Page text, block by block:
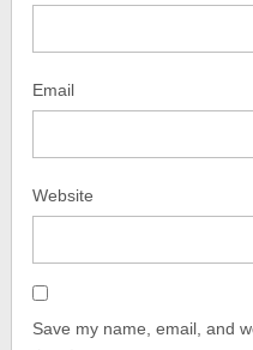
Email
Website
Save my name, email, and